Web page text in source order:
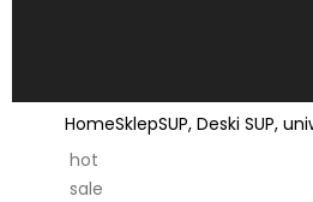
HomeSklepSUP, Deski SUP,
hot
sale